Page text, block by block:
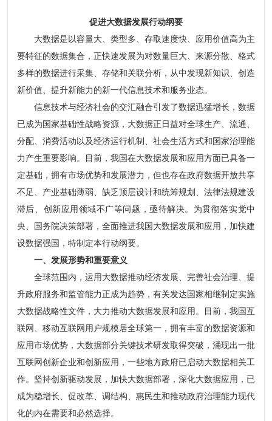
促进大数据发展行动纲要
大数据是以容量大、类型多、存取速度快、应用价值高为主
要特征的数据集合，正快速发展为对数量巨大、来源分散、格式
多样的数据进行采集、存储和关联分析，从中发现新知识、创造
新价值、提升新能力的新一代信息技术和服务业态。
信息技术与经济社会的交汇融合引发了数据迅猛增长，数据
已成为国家基础性战略资源，大数据正日益对全球生产、流通、
分配、消费活动以及经济运行机制、社会生活方式和国家治理能
力产生重要影响。目前，我国在大数据发展和应用方面已具备一
定基础，拥有市场优势和发展潜力，但也存在政府数据开放共享
不足、产业基础薄弱、缺乏顶层设计和统筹规划、法律法规建设
滞后、创新应用领域不广等问题，亟待解决。为贯彻落实党中
央、国务院决策部署，全面推进我国大数据发展和应用，加快建
设数据强国，特制定本行动纲要。
一、发展形势和重要意义
全球范围内，运用大数据推动经济发展、完善社会治理、提
升政府服务和监管能力正成为趋势，有关发达国家相继制定实施
大数据战略性文件，大力推动大数据发展和应用。目前，我国互
联网、移动互联网用户规模居全球第一，拥有丰富的数据资源和
应用市场优势，大数据部分关键技术研发取得突破，涌现出一批
互联网创新企业和创新应用，一些地方政府已启动大数据相关工
作。坚持创新驱动发展，加快大数据部署，深化大数据应用，已
成为稳增长、促改革、调结构、惠民生和推动政府治理能力现代
化的内在需要和必然选择。